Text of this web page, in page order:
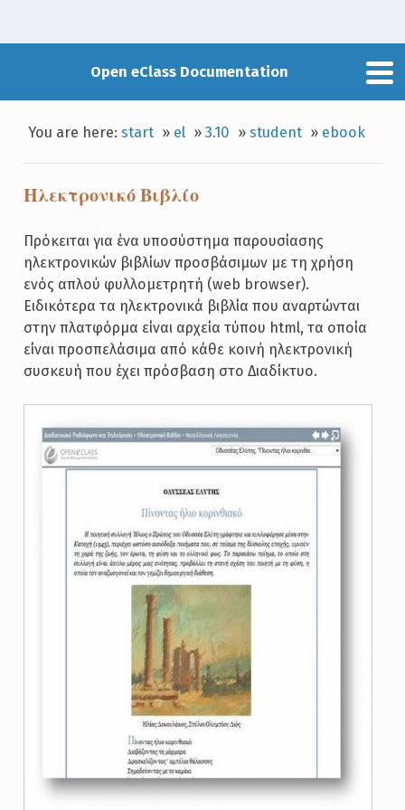
Open eClass Documentation
You are here:start » el »3.10 »student » ebook
Ηλεκτρονικό Βιβλίο
Πρόκειται για ένα υποσύστημα παρουσίασης
ηλεκτρονικών βιβλίων προσβάσιμων με τη χρήση
ενός απλού φυλλομετρητή (web browser).
Ειδικότερα τα ηλεκτρονικά βιβλία που αναρτώνται
στην πλατφόρμα είναι αρχεία τύπου html, τα οποία
είναι προσπελάσιμα από κάθε κοινή ηλεκτρονική
συσκευή που έχει πρόσβαση στο Διαδίκτυο.